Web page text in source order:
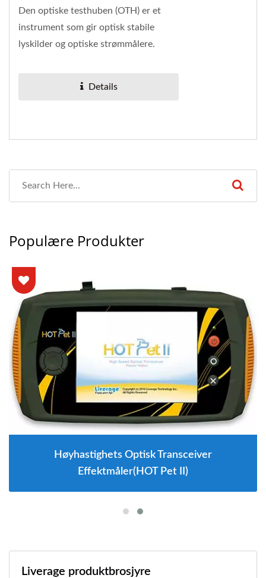
Den optiske testhuben (OTH) er et
instrument som gir optisk stabile
lyskilder og optiske strømmålere.
Details
Populære Produkter
Høyhastighets Optisk Transceiver
Effektmåler(HOT Pet II)
Liverage produktbrosjyre